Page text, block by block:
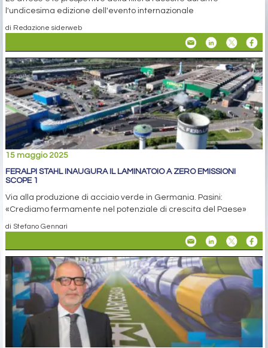
l'undicesima edizione dell'evento internazionale
di Redazione siderweb
15 maggio 2025
FERALPI STAHL INAUGURA IL LAMINATOIO A ZERO EMISSIONI
SCOPE 1
Via alla produzione di acciaio verde in Germania. Pasini:
«Crediamo fermamente nel potenziale di crescita del Paese»
di Stefano Gennari